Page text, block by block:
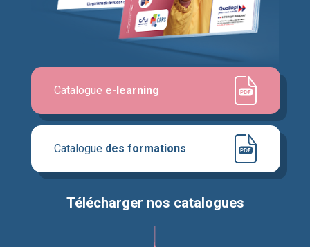
Télécharger nos catalogues
Catalogue des formations
Catalogue e-learning